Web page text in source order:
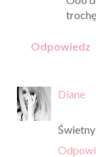
Odpowiedz
Diane